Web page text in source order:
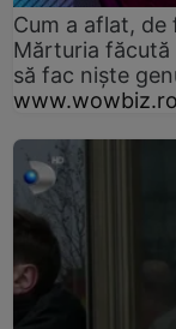
Cum a aflat, de
Mărturia făcută
să fac niște
www.wowbiz.ro